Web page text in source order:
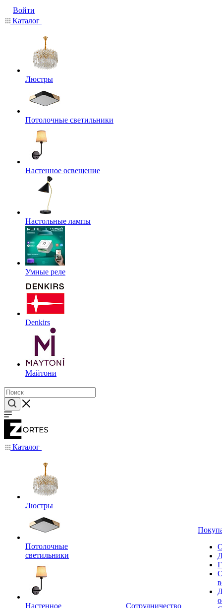
Войти
Каталог
Люстры
Потолочные светильники
Настенное освещение
Настольные лампы
Умные реле
Denkirs
Майтони
Каталог
Люстры
Потолочные
светильники
Настенное
Сотрудничество